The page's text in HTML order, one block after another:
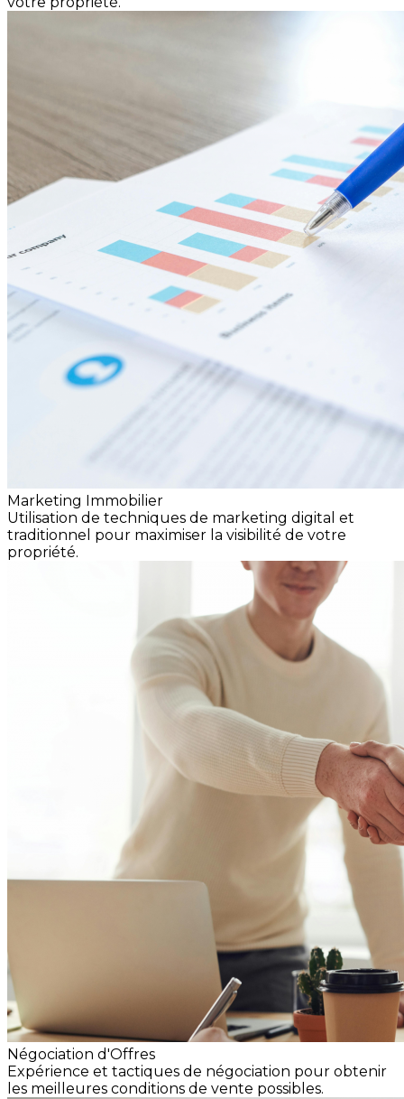
Marketing Immobilier
Utilisation de techniques de marketing digital et
traditionnel pour maximiser la visibilité de votre
propriété.
Négociation d'Offres
Expérience et tactiques de négociation pour obtenir
les meilleures conditions de vente possibles.